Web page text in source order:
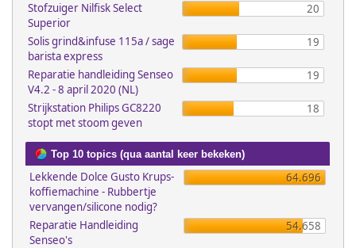
Stofzuiger Nilfisk Select
Superior
20
Solis grind&infuse 115a / sage
barista express
19
Reparatie handleiding Senseo
V4.2 - 8 april 2020 (NL)
19
Strijkstation Philips GC8220
stopt met stoom geven
18
Top 10 topics (qua aantal keer bekeken)
Lekkende Dolce Gusto Krups-
koffiemachine - Rubbertje
vervangen/silicone nodig?
64.696
Reparatie Handleiding
Senseo's
54.658